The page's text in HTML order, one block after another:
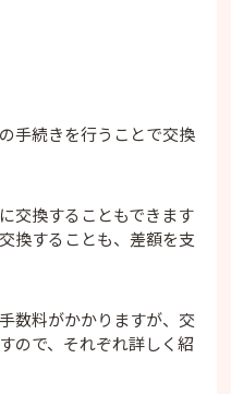
手続きを行うことで交換
交換することもできます
換することも、差額を支
数料がかかりますが、交
ので、それぞれ詳しく紹